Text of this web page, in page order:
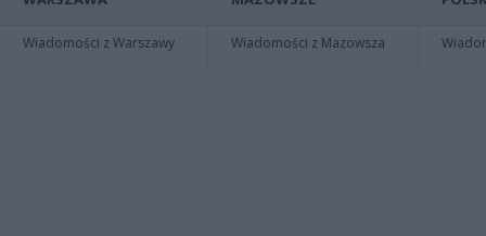
Wiadomości z Warszawy Wiadomości z Mazowsza